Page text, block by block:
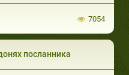
7054
посланника